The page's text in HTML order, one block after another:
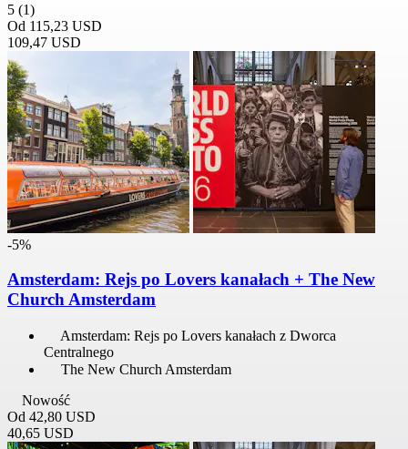
5 (1)
Od 115,23 USD
109,47 USD
-5%
Amsterdam: Rejs po Lovers kanałach + The New
Church Amsterdam
Amsterdam: Rejs po Lovers kanałach z Dworca
Centralnego
The New Church Amsterdam
Nowość
Od 42,80 USD
40,65 USD